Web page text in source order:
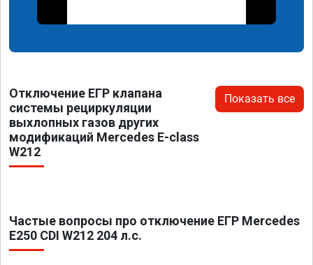
Отключение ЕГР клапана
системы рециркуляции
выхлопных газов других
модификаций Mercedes E-class
W212
Показать все
Частые вопросы про отключение ЕГР Mercedes
E250 CDI W212 204 л.с.